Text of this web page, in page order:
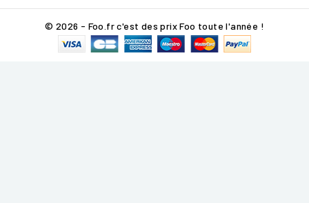
© 2026 - Foo.fr c'est des prix Foo toute l'année !